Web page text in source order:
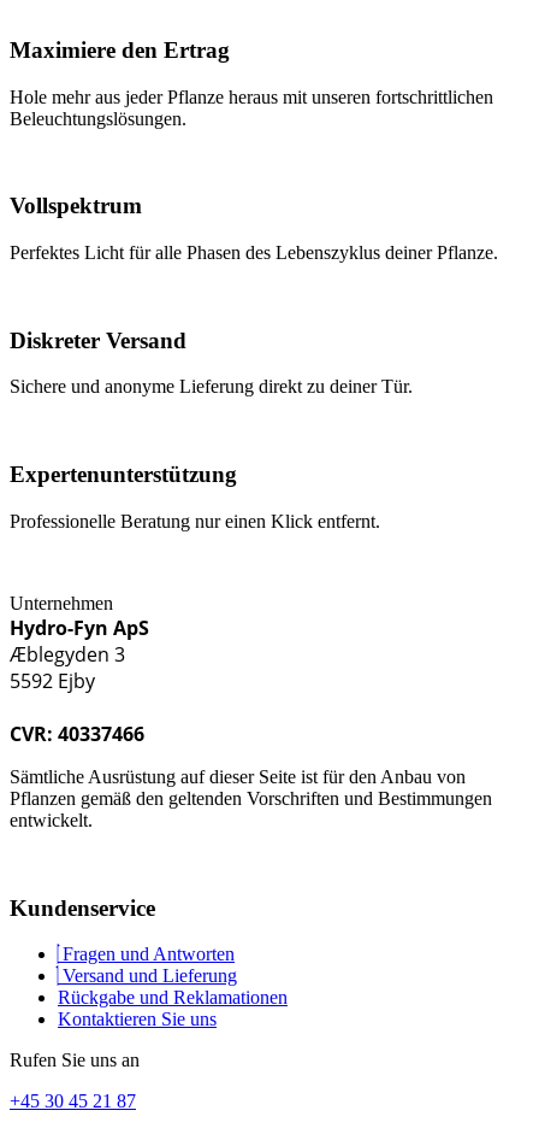
Maximiere den Ertrag
Hole mehr aus jeder Pflanze heraus mit unseren fortschrittlichen
Beleuchtungslösungen.
Vollspektrum
Perfektes Licht für alle Phasen des Lebenszyklus deiner Pflanze.
Diskreter Versand
Sichere und anonyme Lieferung direkt zu deiner Tür.
Expertenunterstützung
Professionelle Beratung nur einen Klick entfernt.
Unternehmen
Hydro-Fyn ApS
Æblegyden 3
5592 Ejby
CVR: 40337466
Sämtliche Ausrüstung auf dieser Seite ist für den Anbau von
Pflanzen gemäß den geltenden Vorschriften und Bestimmungen
entwickelt.
Kundenservice
Fragen und Antworten
Versand und Lieferung
Rückgabe und Reklamationen
Kontaktieren Sie uns
Rufen Sie uns an
+45 30 45 21 87